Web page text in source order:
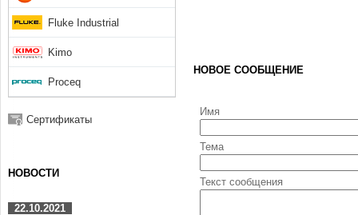
НОВОЕ СООБЩЕНИЕ
Имя
Тема
Текст сообщения
Fluke Industrial
Kimo
Proceq
Сертификаты
НОВОСТИ
22.10.2021